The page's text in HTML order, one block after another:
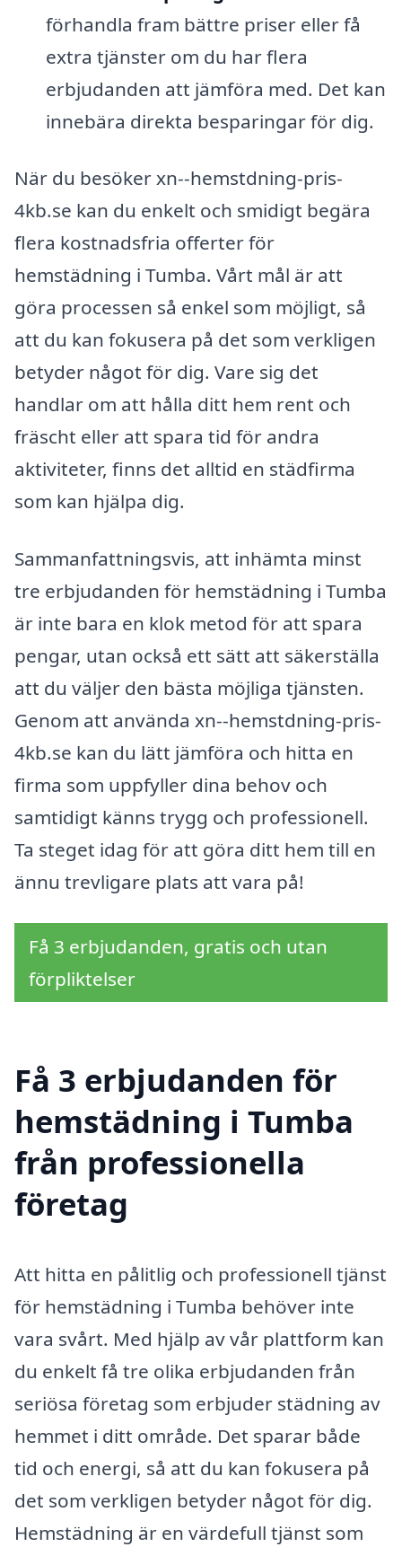
förhandla fram bättre priser eller få
extra tjänster om du har flera
erbjudanden att jämföra med. Det kan
innebära direkta besparingar för dig.
När du besöker xn--hemstdning-pris-
4kb.se kan du enkelt och smidigt begära
flera kostnadsfria offerter för
hemstädning i Tumba. Vårt mål är att
göra processen så enkel som möjligt, så
att du kan fokusera på det som verkligen
betyder något för dig. Vare sig det
handlar om att hålla ditt hem rent och
fräscht eller att spara tid för andra
aktiviteter, finns det alltid en städfirma
som kan hjälpa dig.
Sammanfattningsvis, att inhämta minst
tre erbjudanden för hemstädning i Tumba
är inte bara en klok metod för att spara
pengar, utan också ett sätt att säkerställa
att du väljer den bästa möjliga tjänsten.
Genom att använda xn--hemstdning-pris-
4kb.se kan du lätt jämföra och hitta en
firma som uppfyller dina behov och
samtidigt känns trygg och professionell.
Ta steget idag för att göra ditt hem till en
ännu trevligare plats att vara på!
Få 3 erbjudanden, gratis och utan
förpliktelser
Få 3 erbjudanden för
hemstädning i Tumba
från professionella
företag
Att hitta en pålitlig och professionell tjänst
för hemstädning i Tumba behöver inte
vara svårt. Med hjälp av vår plattform kan
du enkelt få tre olika erbjudanden från
seriösa företag som erbjuder städning av
hemmet i ditt område. Det sparar både
tid och energi, så att du kan fokusera på
det som verkligen betyder något för dig.
Hemstädning är en värdefull tjänst som